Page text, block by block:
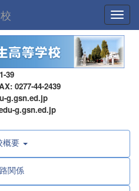
39
44-2439
g.gsn.ed.jp
g.gsn.ed.jp
概要
関係